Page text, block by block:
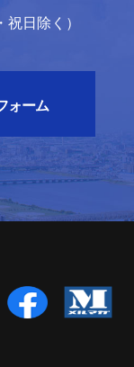
日除く）
ォーム